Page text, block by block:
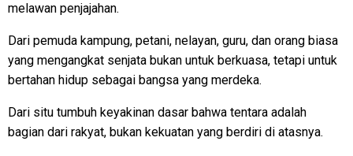
melawan penjajahan.
Dari pemuda kampung, petani, nelayan, guru, dan orang biasa
yang mengangkat senjata bukan untuk berkuasa, tetapi untuk
bertahan hidup sebagai bangsa yang merdeka.
Dari situ tumbuh keyakinan dasar bahwa tentara adalah
bagian dari rakyat, bukan kekuatan yang berdiri di atasnya.